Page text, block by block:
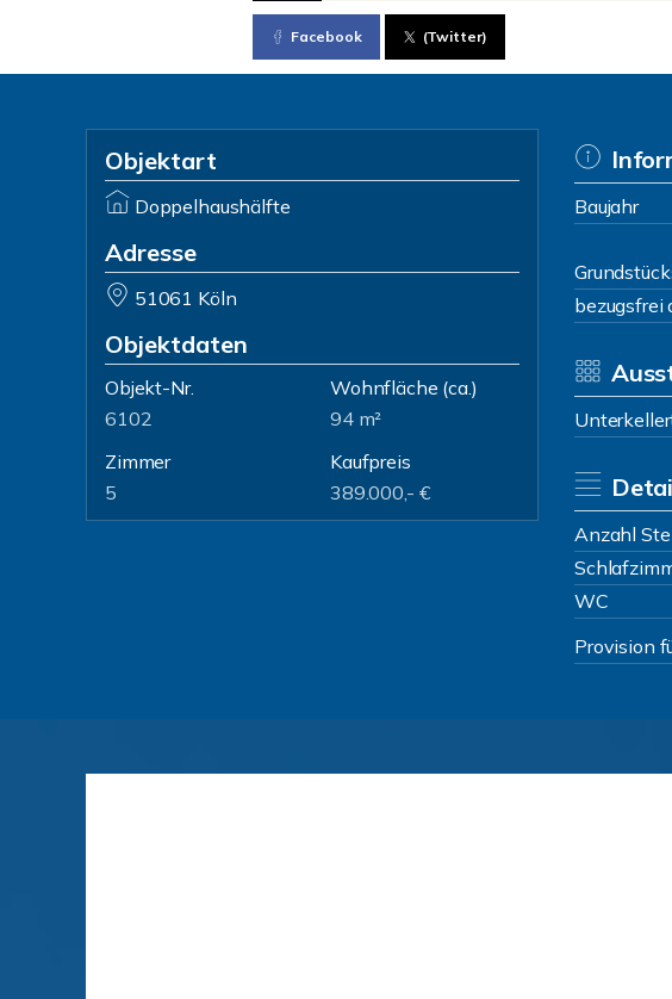
Facebook (Twitter)
Objektart
Doppelhaushälfte
Adresse
51061 Köln
Objektdaten
Objekt-Nr.
6102
Wohnfläche (ca.)
94 m²
Zimmer
5
Kaufpreis
389.000,- €
Baujahr
bezugsfrei
Anzahl
WC
Provision